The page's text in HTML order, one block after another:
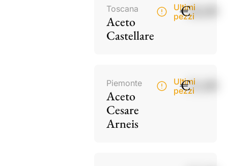
Toscana
Aceto
Castellare
Ultimi
pezzi
€18,00
Piemonte
Aceto
Cesare
Arneis
Ultimi
pezzi
€15,00